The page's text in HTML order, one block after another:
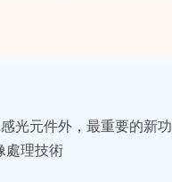
光元件外，最重要的新
處理技術